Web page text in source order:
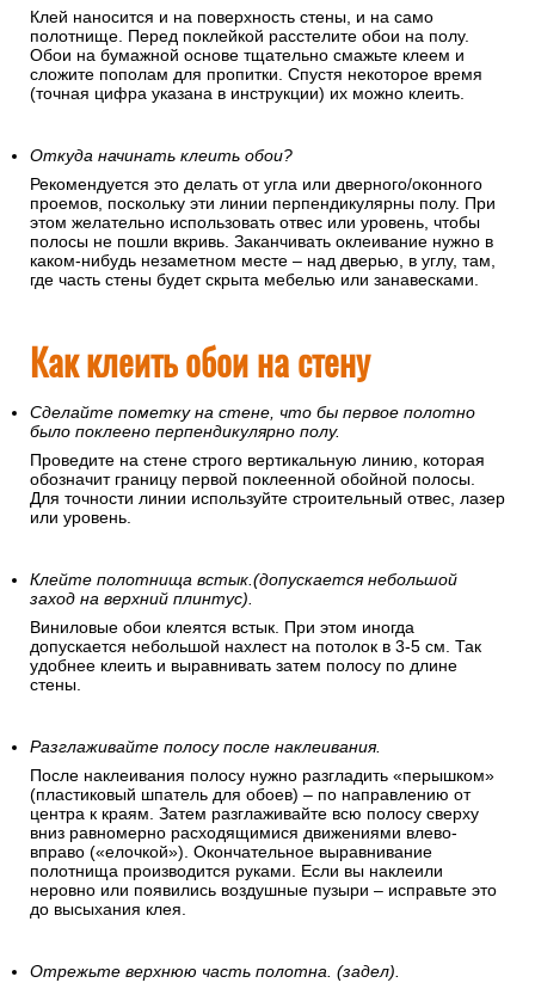
Клей наносится и на поверхность стены, и на само
полотнище. Перед поклейкой расстелите обои на полу.
Обои на бумажной основе тщательно смажьте клеем и
сложите пополам для пропитки. Спустя некоторое время
(точная цифра указана в инструкции) их можно клеить.
Откуда начинать клеить обои?
Рекомендуется это делать от угла или дверного/оконного
проемов, поскольку эти линии перпендикулярны полу. При
этом желательно использовать отвес или уровень, чтобы
полосы не пошли вкривь. Заканчивать оклеивание нужно в
каком-нибудь незаметном месте – над дверью, в углу, там,
где часть стены будет скрыта мебелью или занавесками.
Как клеить обои на стену
Сделайте пометку на стене, что бы первое полотно
было поклеено перпендикулярно полу.
Проведите на стене строго вертикальную линию, которая
обозначит границу первой поклеенной обойной полосы.
Для точности линии используйте строительный отвес, лазер
или уровень.
Клейте полотнища встык.(допускается небольшой
заход на верхний плинтус).
Виниловые обои клеятся встык. При этом иногда
допускается небольшой нахлест на потолок в 3-5 см. Так
удобнее клеить и выравнивать затем полосу по длине
стены.
Разглаживайте полосу после наклеивания.
После наклеивания полосу нужно разгладить «перышком»
(пластиковый шпатель для обоев) – по направлению от
центра к краям. Затем разглаживайте всю полосу сверху
вниз равномерно расходящимися движениями влево-
вправо («елочкой»). Окончательное выравнивание
полотнища производится руками. Если вы наклеили
неровно или появились воздушные пузыри – исправьте это
до высыхания клея.
Отрежьте верхнюю часть полотна. (задел).